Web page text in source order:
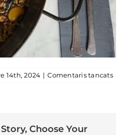
14th, 2024 | Comentaris tancatsa
Choose Your